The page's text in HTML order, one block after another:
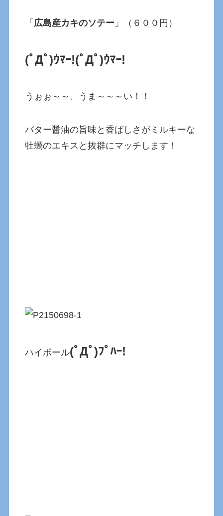
「 広島産カキのソテー 」（６００円）
(ﾟДﾟ)ｳﾏｰ!(ﾟДﾟ)ｳﾏｰ!
うぉぉ～～、うま～～～い！！
バター醤油の旨味と香ばしさがミルキーな
牡蠣のエキスと抜群にマッチします！
ハイボール(ﾟДﾟ)ﾌﾟﾊｰ!